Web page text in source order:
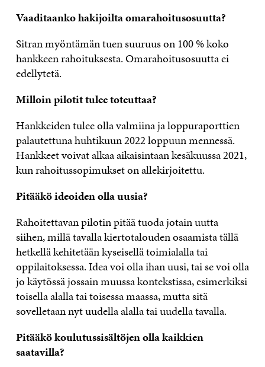
Vaaditaanko hakijoilta omarahoitusosuutta?
Sitran myöntämän tuen suuruus on 100 % koko
hankkeen rahoituksesta. Omarahoitusosuutta ei
edellytetä.
Milloin pilotit tulee toteuttaa?
Hankkeiden tulee olla valmiina ja loppuraporttien
palautettuna huhtikuun 2022 loppuun mennessä.
Hankkeet voivat alkaa aikaisintaan kesäkuussa 2021,
kun rahoitussopimukset on allekirjoitettu.
Pitääkö ideoiden olla uusia?
Rahoitettavan pilotin pitää tuoda jotain uutta
siihen, millä tavalla kiertotalouden osaamista tällä
hetkellä kehitetään kyseisellä toimialalla tai
oppilaitoksessa. Idea voi olla ihan uusi, tai se voi olla
jo käytössä jossain muussa kontekstissa, esimerkiksi
toisella alalla tai toisessa maassa, mutta sitä
sovelletaan nyt uudella alalla tai uudella tavalla.
Pitääkö koulutussisältöjen olla kaikkien
saatavilla?